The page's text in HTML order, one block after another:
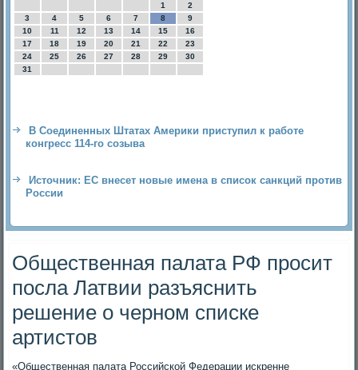
1
2
3
4 5 6 7 8
9
10
11 12 13 14 15
16
17
18 19 20 21 22
23
24
25 26 27 28 29
30
31
В Соединенных Штатах Америки приступил к работе
конгресс 114-го созыва
Источник: ЕС внесет новые имена в список санкций против
России
Общественная палата РФ просит
посла Латвии разъяснить
решение о черном списке
артистов
«Общественная палата Российской Федерации искренне